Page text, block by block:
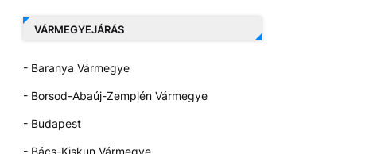
VÁRMEGYEJÁRÁS
- Baranya Vármegye
- Borsod-Abaúj-Zemplén Vármegye
- Budapest
- Bács-Kiskun Vármegye